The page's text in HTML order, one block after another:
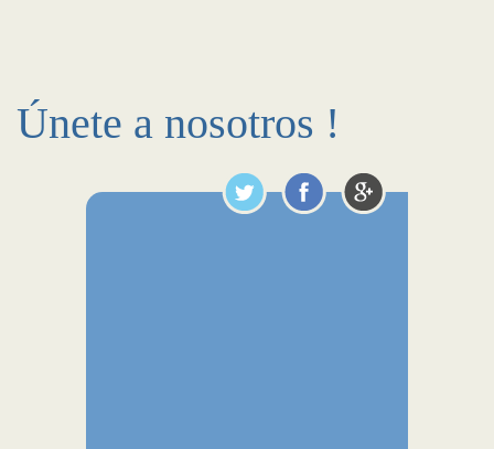
Únete a nosotros !